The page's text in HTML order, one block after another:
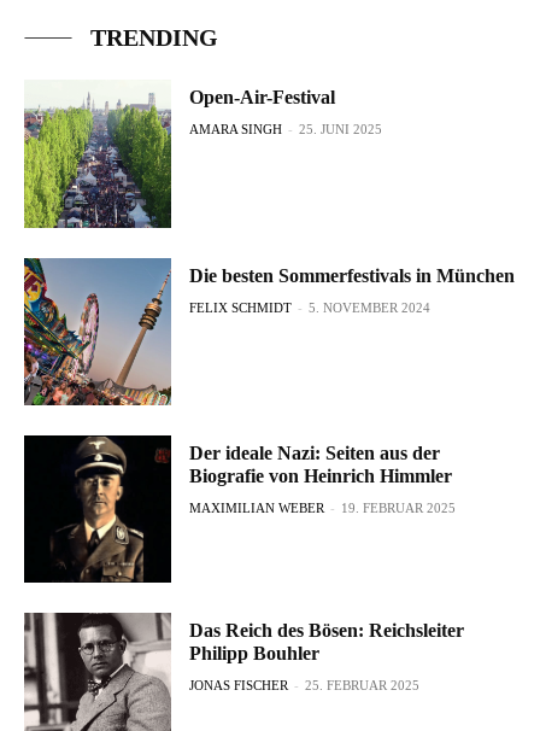
TRENDING
Open-Air-Festival
AMARA SINGH - 25. JUNI 2025
Die besten Sommerfestivals in München
FELIX SCHMIDT - 5. NOVEMBER 2024
Der ideale Nazi: Seiten aus der
Biografie von Heinrich Himmler
MAXIMILIAN WEBER - 19. FEBRUAR 2025
Das Reich des Bösen: Reichsleiter
Philipp Bouhler
JONAS FISCHER - 25. FEBRUAR 2025